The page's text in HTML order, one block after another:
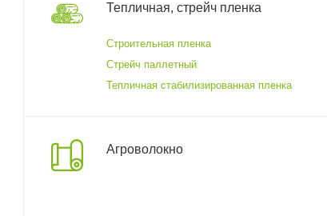
Тепличная, стрейч пленка
Строительная пленка
Стрейч паллетный
Тепличная стабилизированная пленка
Агроволокно